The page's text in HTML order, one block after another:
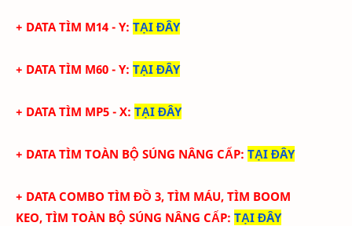
+ DATATÌM M14 - Y: TẠI ĐÂY
+ DATATÌM M60 - Y: TẠI ĐÂY
+ DATATÌM MP5 - X: TẠI ĐÂY
+ DATATÌM TOÀN BỘ SÚNG NÂNG CẤP: TẠI ĐÂY
+ DATA COMBO TÌM ĐỒ 3, TÌM MÁU, TÌM BOOM
KEO, TÌM TOÀN BỘ SÚNG NÂNG CẤP: TẠI ĐÂY